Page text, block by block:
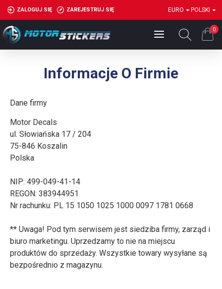
ZALOGUJ SIĘ ZAREJESTRUJ SIĘ EURO POLSKI
0
Informacje O Firmie
Dane firmy
Motor Decals
ul. Słowiańska 17 / 204
75-846 Koszalin
Polska
NIP: 499-049-41-14
REGON: 383944951
Nr rachunku: PL 15 1050 1025 1000 0097 1781 0668
** Uwaga! Pod tym serwisem jest siedziba firmy, zarząd i
biuro marketingu. Uprzedzamy to nie na miejscu
produktów do sprzedaży. Wszystkie towary wysyłane są
bezpośrednio z magazynu.